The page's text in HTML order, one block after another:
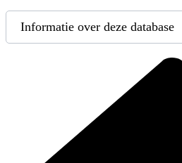
Informatie over deze database